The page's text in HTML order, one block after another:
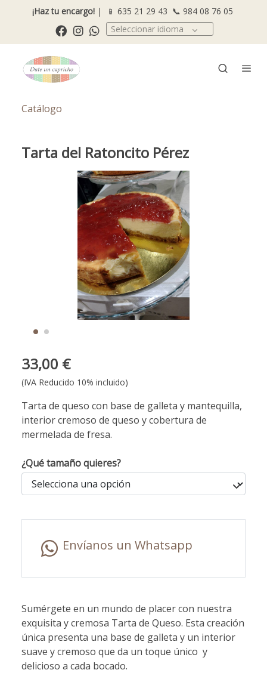
¡Haz tu encargo!| 📱 635 21 29 43 📞 984 08 76 05
Seleccionar idioma
Catálogo
Tarta del Ratoncito Pérez
33,00 €
(IVA Reducido 10% incluido)
Tarta de queso con base de galleta y mantequilla,
interior cremoso de queso y cobertura de
mermelada de fresa.
¿Qué tamaño quieres?
Envíanos un Whatsapp
Sumérgete en un mundo de placer con nuestra
exquisita y cremosa Tarta de Queso. Esta creación
única presenta una base de galleta y un interior
suave y cremoso que da un toque único y
delicioso a cada bocado.